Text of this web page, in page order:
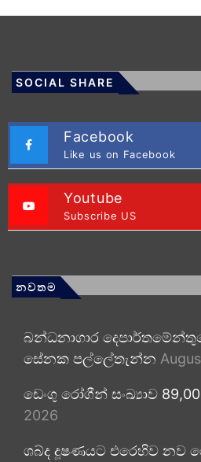
SOCIAL SHARE
Facebook
Like us on Facebook
Youtube
Subscribe US
නවතම
බන්ධනාගාර
සේනක පල්ලේතැන්න
ඩෙංගු රෝගීන් සංඛ්‍යාව
2026
ශබ්ද දූෂණයට එරෙහිව නව